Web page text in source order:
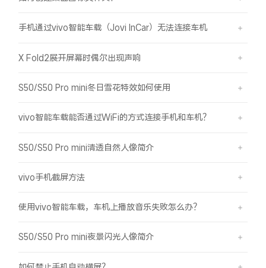
手机通过vivo智能车载（Jovi InCar）无法连接车机
X Fold2展开屏幕时偶尔出现声响
S50/S50 Pro mini冬日雪花特效如何使用
vivo智能车载能否通过WiFi的方式连接手机和车机？
S50/S50 Pro mini清透自然人像简介
vivo手机截屏方法
使用vivo智能车载，车机上播放音乐失败怎么办？
S50/S50 Pro mini夜景闪光人像简介